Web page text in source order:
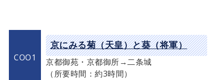
COO1
京にみる菊（天皇）と葵（将軍）
京都御苑・京都御所→二条城
（所要時間：約3時間）